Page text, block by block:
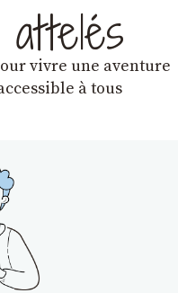
vivre une aventure
à tous